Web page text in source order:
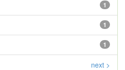
1
1
1
next >